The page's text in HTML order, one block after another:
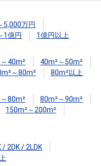
5,000万円
1億円
1億円以上
40m²
40m²～50m²
～80m²
80m²以上
80m²
80m²～90m²
150m²～200m²
/ 2DK / 2LDK